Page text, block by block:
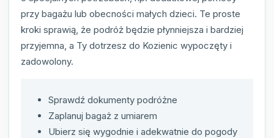
przy bagażu lub obecności małych dzieci. Te proste
kroki sprawią, że podróż będzie płynniejsza i bardziej
przyjemna, a Ty dotrzesz do Kozienic wypoczęty i
zadowolony.
Sprawdź dokumenty podróżne
Zaplanuj bagaż z umiarem
Ubierz się wygodnie i adekwatnie do pogody